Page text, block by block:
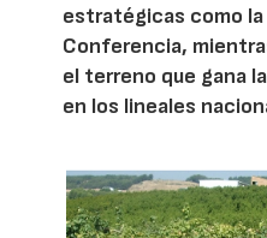
estratégicas como la
Conferencia,
el terreno que gana
en los lineales